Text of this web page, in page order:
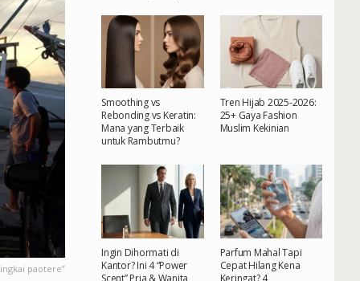
paotere”
Smoothing vs
Rebonding vs Keratin:
Mana yang Terbaik
untuk Rambutmu?
Tren Hijab 2025-2026:
25+ Gaya Fashion
Muslim Kekinian
Ingin Dihormati di
Kantor? Ini 4 “Power
Scent” Pria & Wanita
Parfum Mahal Tapi
Cepat Hilang Kena
Keringat? 4